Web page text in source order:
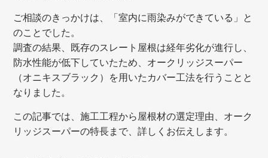
ご相談のきっかけは、「室内に雨染みができている」と
のことでした。
調査の結果、既存のスレート屋根は経年劣化が進行し、
防水性能が低下していたため、オークリッジスーパー
（オニキスブラック）を用いたカバー工法を行うことと
なりました。
この記事では、施工工程から屋根材の選定理由、オーク
リッジスーパーの特長まで、詳しくお伝えします。